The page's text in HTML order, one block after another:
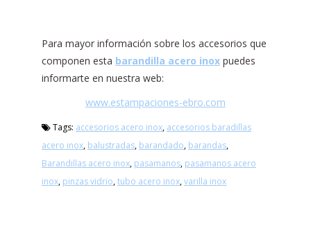
Para mayor información sobre los accesorios que
componen esta barandilla acero inox puedes
informarte en nuestra web:
www.estampaciones-ebro.com
Tags: accesorios acero inox, accesorios baradillas
acero inox, balustradas, barandado, barandas,
Barandillas acero inox, pasamanos, pasamanos acero
inox, pinzas vidrio,tubo acero inox,varilla inox